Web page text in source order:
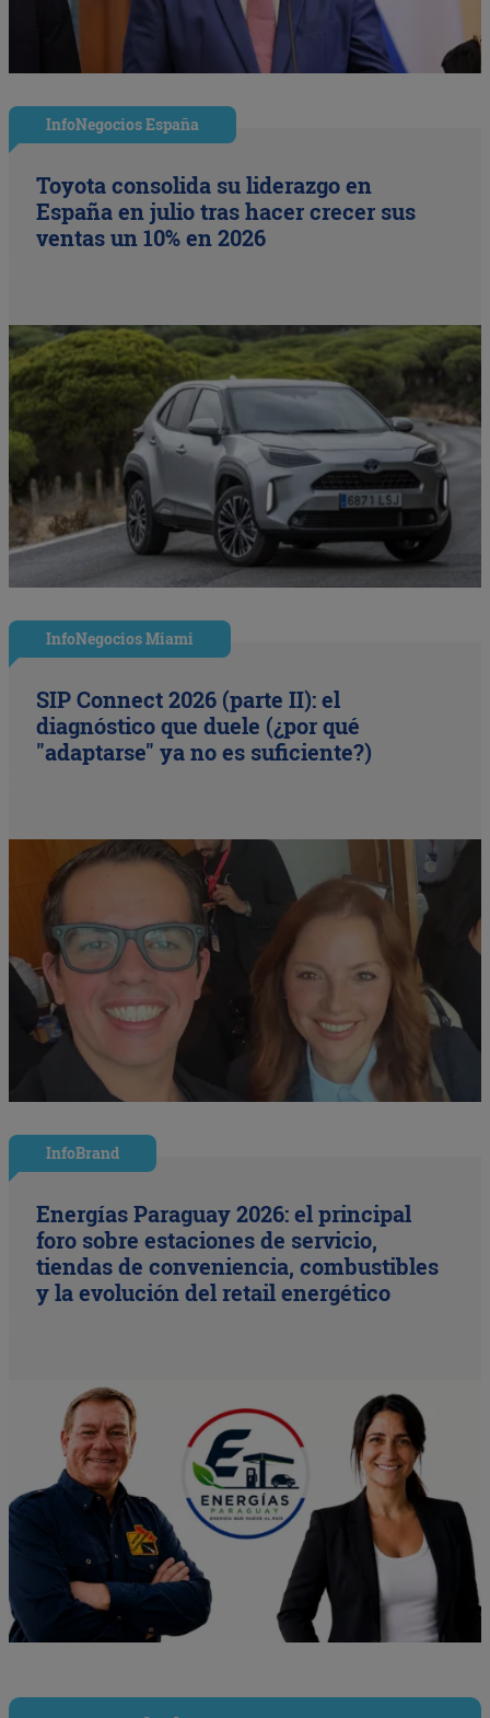
InfoNegocios España
Toyota consolida su liderazgo en
España en julio tras hacer crecer sus
ventas un 10% en 2026
InfoNegocios Miami
SIP Connect 2026 (parte II): el
diagnóstico que duele (¿por qué
"adaptarse" ya no es suficiente?)
InfoBrand
Energías Paraguay 2026: el principal
foro sobre estaciones de servicio,
tiendas de conveniencia, combustibles
y la evolución del retail energético